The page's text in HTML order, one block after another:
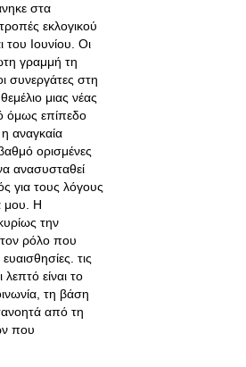
στα
εκλογικού
του Ιουνίου. Οι
γραμμή τη
συνεργάτες στη
μιας νέας
όμως επίπεδο
αναγκαία
ορισμένες
ανασυσταθεί
για τους λόγους
μου. Η
την
τον ρόλο που
τις
είναι το
τη βάση
από τη
που